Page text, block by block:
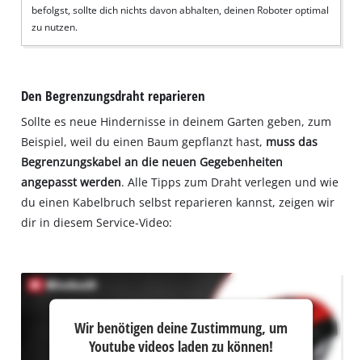
befolgst, sollte dich nichts davon abhalten, deinen Roboter optimal
zu nutzen.
Den Begrenzungsdraht reparieren
Sollte es neue Hindernisse in deinem Garten geben, zum
Beispiel, weil du einen Baum gepflanzt hast, muss das
Begrenzungskabel an die neuen Gegebenheiten
angepasst werden. Alle Tipps zum Draht verlegen und wie
du einen Kabelbruch selbst reparieren kannst, zeigen wir
dir in diesem Service‐Video:
benötigenWir benötigen deine Zustimmung, um
Youtube videos laden zu können!